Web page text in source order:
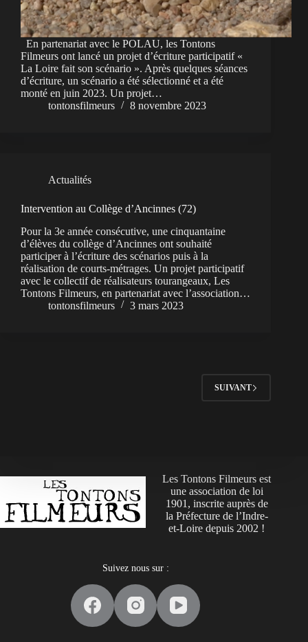
En partenariat avec le POLAU, les Tontons
Filmeurs ont lancé un projet d’écriture participatif «
La Loire fait son scénario ». Après quelques séances
d’écriture, un scénario a été sélectionné et a été
monté en juin 2023. Un projet…
tontonsfilmeurs
8 novembre 2023
Actualités
Intervention au Collège d’Ancinnes (72)
Pour la 3e année consécutive, une cinquantaine
d’élèves du collège d’Ancinnes ont souhaité
participer à l’écriture des scénarios puis à la
réalisation de courts-métrages. Un projet participatif
avec le collectif de réalisateurs tourangeaux, Les
Tontons Filmeurs, en partenariat avec l’association…
tontonsfilmeurs
3 mars 2023
SUIVANT
Les Tontons Filmeurs est
une association de loi
1901, inscrite auprès de
la Préfecture de l’Indre-
et-Loire depuis 2002 !
Suivez nous sur :